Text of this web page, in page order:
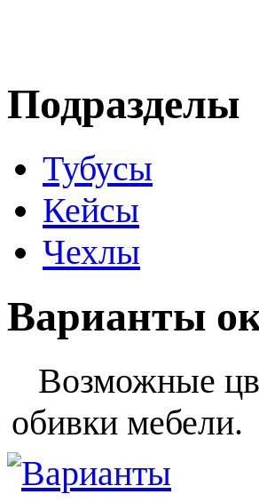
Подразделы
Тубусы
Кейсы
Чехлы
Варианты
Возможные
обивки мебели.